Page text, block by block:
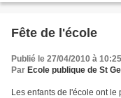
Fête de l'école
Publié le 27/04/2010 à 10:25
Par Ecole publique de St
Les enfants de l'école ont le